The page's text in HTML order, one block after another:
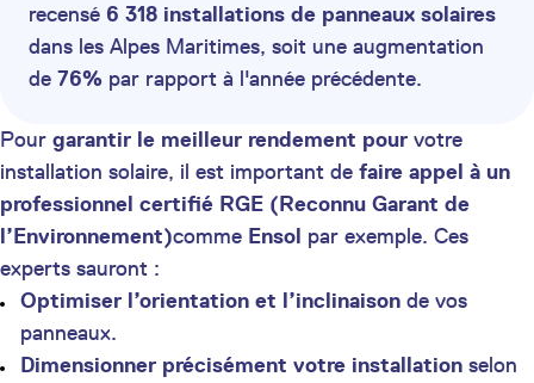
recensé 6 318 installations de panneaux solaires
dans les Alpes Maritimes, soit une augmentation
de 76% par rapport à l'année précédente.
Pour garantir le meilleur rendement pour votre
installation solaire, il est important de faire appel à un
professionnel certifié RGE (Reconnu Garant de
l’Environnement)comme Ensol par exemple. Ces
experts sauront :
Optimiser l’orientation et l’inclinaison de vos
panneaux.
Dimensionner précisément votre installation selon